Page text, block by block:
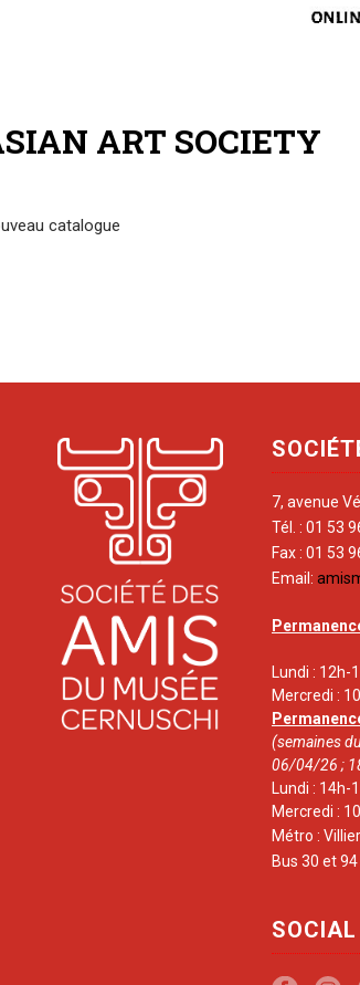
ART SOCIETY
catalogue
7, avenue
Tél. : 01 53
Fax : 01 53
Email:
Lundi : 12h-
Mercredi :
(semaines
06/04/26 ;
Lundi : 14h-
Mercredi :
Métro :
Bus 30 et 94
SOCIAL